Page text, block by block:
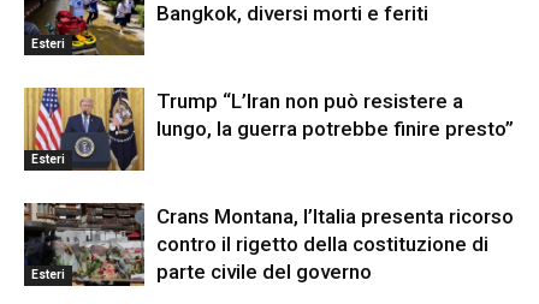
Esteri
Bangkok, diversi morti e feriti
Esteri
Trump “L’Iran non può resistere a
lungo, la guerra potrebbe finire presto”
Esteri
Crans Montana, l’Italia presenta ricorso
contro il rigetto della costituzione di
parte civile del governo